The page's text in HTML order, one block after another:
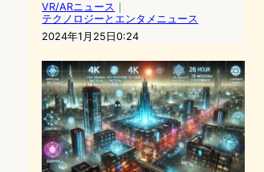
VR/ARニュース ｜
テクノロジーとエンタメニュース
2024年1月25日0:24